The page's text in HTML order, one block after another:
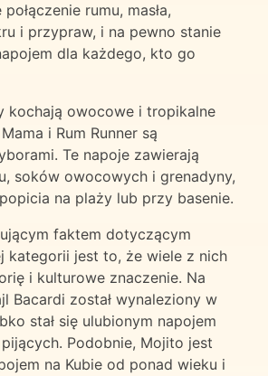
rumu, masła,
i przypraw, i na pewno stanie
dla każdego, kto go
kochają owocowe i tropikalne
i Rum Runner są
Te napoje zawierają
soków owocowych i grenadyny,
na plaży lub przy basenie.
faktem dotyczącym
kategorii jest to, że wiele z nich
i kulturowe znaczenie. Na
Bacardi został wynaleziony w
stał się ulubionym napojem
Podobnie, Mojito jest
na Kubie od ponad wieku i